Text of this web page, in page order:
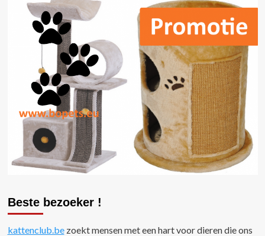
Beste bezoeker !
kattenclub.bezoekt mensen met een hart voor dieren die ons